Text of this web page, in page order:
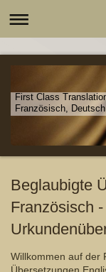
First Class
Französisch,
Beglaubigte
Französisch
Willkommen auf der